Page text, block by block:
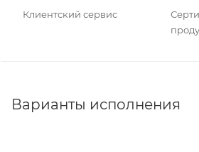
Клиентский сервис
Варианты исполнения